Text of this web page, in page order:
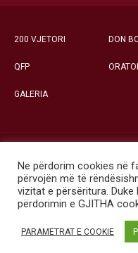
200 VJETORI DON
QFP
GALERIA
Ne përdorim cookies në
përvojën më të
vizitat e përsëritura. Duke
përdorimin e GJITHA
PARAMETRAT E COOKIE